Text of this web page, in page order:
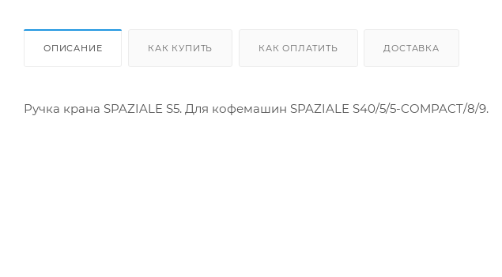
ОПИСАНИЕ КАК КУПИТЬ КАК ОПЛАТИТЬ ДОСТАВКА
Ручка крана SPAZIALE S5. Для кофемашин SPAZIALE S40/5/5-COMPACT/8/9.